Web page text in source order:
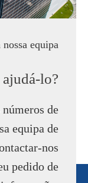
equipa
lo?
de
equipa de
nos
pedido de